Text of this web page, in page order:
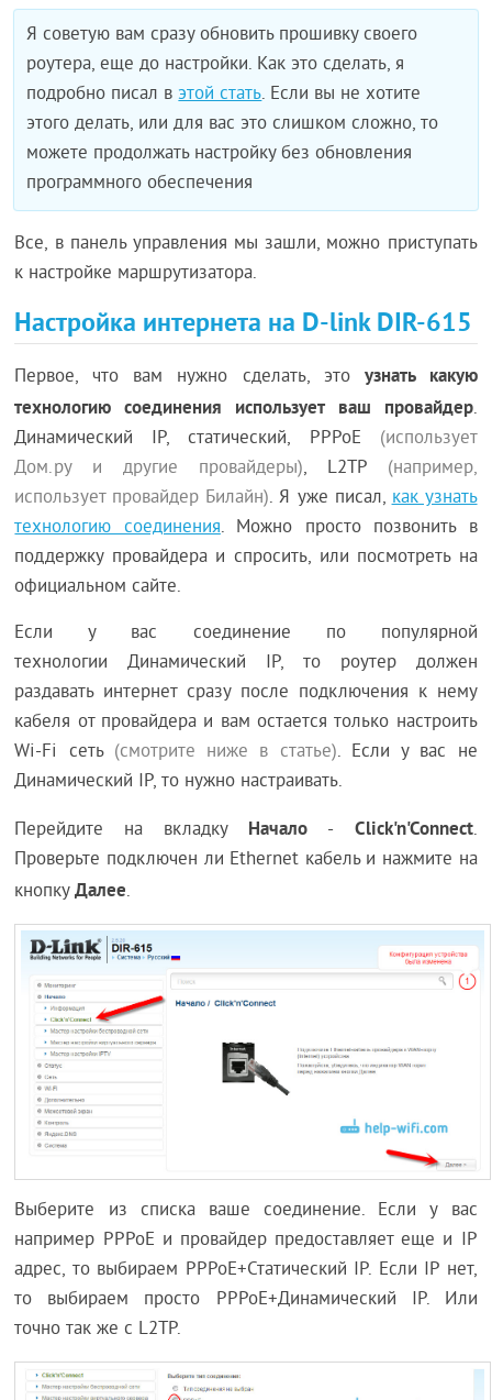
Я советую вам сразу обновить прошивку своего
роутера, еще до настройки. Как это сделать, я
подробно писал вэтой стать. Если вы не хотите
этого делать, или для вас это слишком сложно, то
можете продолжать настройку без обновления
программного обеспечения
Все, в панель управления мы зашли, можно приступать
к настройке маршрутизатора.
Настройка интернета на D-link DIR-615
Первое, что вам нужно сделать, это узнать какую
технологию соединения использует ваш провайдер.
Динамический IP, статический, PPPoE (использует
Дом.ру и другие провайдеры), L2TP (например,
использует провайдер Билайн). Я уже писал,как узнать
технологию соединения. Можно просто позвонить в
поддержку провайдера и спросить, или посмотреть на
официальном сайте.
Если у вас соединение по популярной
технологии Динамический IP, то роутер должен
раздавать интернет сразу после подключения к нему
кабеля от провайдера и вам остается только настроить
Wi-Fi сеть (смотрите ниже в статье). Если у вас не
Динамический IP, то нужно настраивать.
Перейдите на вкладку Начало- Click'n'Connect.
Проверьте подключен ли Ethernet кабель и нажмите на
кнопкуДалее.
Выберите из списка ваше соединение. Если у вас
например PPPoE и провайдер предоставляет еще и IP
адрес, то выбираем PPPoE+Статический IP. Если IP нет,
то выбираем просто PPPoE+Динамический IP. Или
точно так же с L2TP.